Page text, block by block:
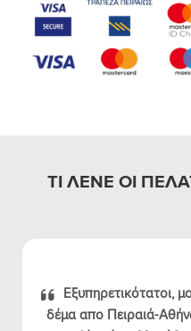
ΤΙ ΛΕΝΕ ΟΙ
Εξυπηρετικότατοι,
δέμα απο Πειραιά-